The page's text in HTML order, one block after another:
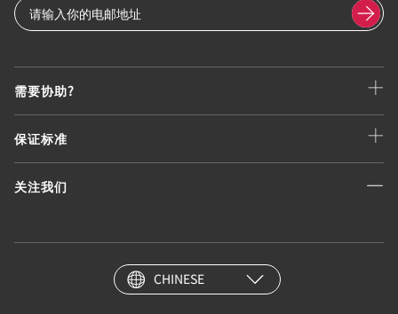
需要协助?
保证标准
关注我们
CHINESE